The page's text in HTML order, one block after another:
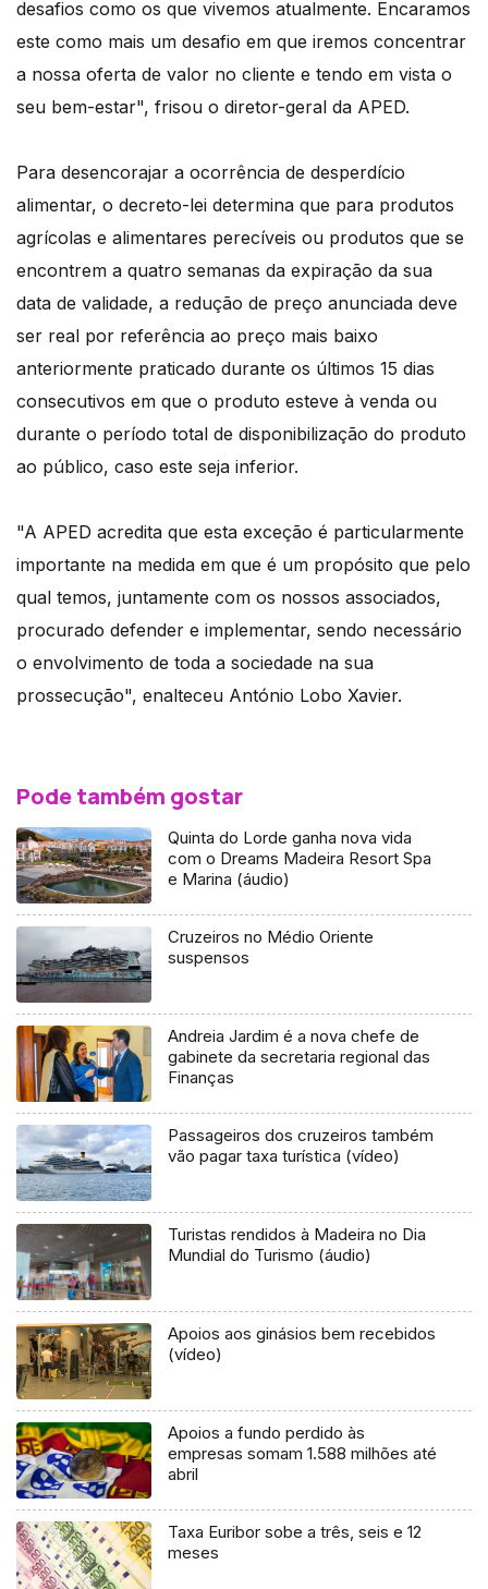
desafios como os que vivemos atualmente. Encaramos
este como mais um desafio em que iremos concentrar
a nossa oferta de valor no cliente e tendo em vista o
seu bem-estar", frisou o diretor-geral da APED.
Para desencorajar a ocorrência de desperdício
alimentar, o decreto-lei determina que para produtos
agrícolas e alimentares perecíveis ou produtos que se
encontrem a quatro semanas da expiração da sua
data de validade, a redução de preço anunciada deve
ser real por referência ao preço mais baixo
anteriormente praticado durante os últimos 15 dias
consecutivos em que o produto esteve à venda ou
durante o período total de disponibilização do produto
ao público, caso este seja inferior.
"A APED acredita que esta exceção é particularmente
importante na medida em que é um propósito que pelo
qual temos, juntamente com os nossos associados,
procurado defender e implementar, sendo necessário
o envolvimento de toda a sociedade na sua
prossecução", enalteceu António Lobo Xavier.
Pode também gostar
Quinta do Lorde ganha nova vida
com o Dreams Madeira Resort Spa
e Marina (áudio)
Cruzeiros no Médio Oriente
suspensos
Andreia Jardim é a nova chefe de
gabinete da secretaria regional das
Finanças
Passageiros dos cruzeiros também
vão pagar taxa turística (vídeo)
Turistas rendidos à Madeira no Dia
Mundial do Turismo (áudio)
Apoios aos ginásios bem recebidos
(vídeo)
Apoios a fundo perdido às
empresas somam 1.588 milhões até
abril
Taxa Euribor sobe a três, seis e 12
meses